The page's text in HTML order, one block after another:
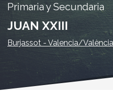
Primaria y Secundaria
JUAN XXIII
Burjassot - Valencia/València